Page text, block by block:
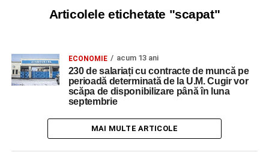
Articolele etichetate "scapat"
ECONOMIE acum 13 ani
230 de salariați cu contracte de muncă pe
perioadă determinată de la U.M. Cugir vor
scăpa de disponibilizare până în luna
septembrie
MAI MULTE ARTICOLE